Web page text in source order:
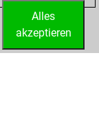
Alles
akzeptieren